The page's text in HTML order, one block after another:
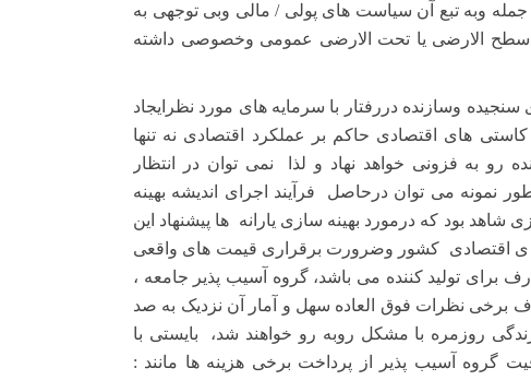
جمله وبه تبع آن سیاست های پولی / مالی وبی توجهی به
سطح الارضی یا تحت الارضی عمومی وخصوصی داشته
وسازنده دررفتار با سرمایه های مورد نظرایجاد
کاستی های اقتصادی حاکم بر عملکرد اقتصادی نه تنها
رو به فزونی خواهد نهاد و لذا
نمی توان در انتظار
طور نمونه می توان درحاصل
فرآیند اجرای اندیشه بهینه
شاهد بود که درمورد بهینه سازی یارانه ها پیشنهاد این
ی اقتصادی کشور وضرورت برقراری قیمت های واقعی
برای تولید کننده می باشد، گروه آسیب پذیر جامعه ،
برخی نظرات فوق العاده سهل و آمار آن نزدیک به صد
روزمره با مشکل روبه رو خواهند شد،
بایستی با
آسیب پذیر از پرداخت برخی هزینه ها مانند :